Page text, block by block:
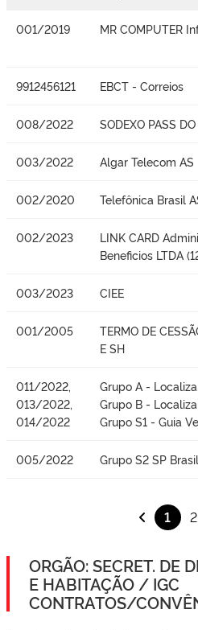
001/2019 MR COMPUTER
9912456121 EBCT - Correios
008/2022 SODEXO PASS
003/2022 Algar Telecom AS
002/2020 Telefônica Brasil
002/2023
LINK CARD
Beneficios LTDA
003/2023 CIEE
001/2005
TERMO DE
E SH
011/2022,
013/2022,
014/2022
Grupo A -
Grupo B -
Grupo S1 - Guia
005/2022 Grupo S2 SP Brasil
1 2
ORGÃO: SECRET. DE
E HABITAÇÃO / IGC
CONTRATOS/